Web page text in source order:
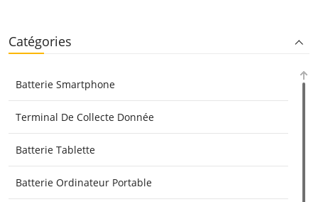
Catégories
Batterie Smartphone
Terminal De Collecte Donnée
Batterie Tablette
Batterie Ordinateur Portable